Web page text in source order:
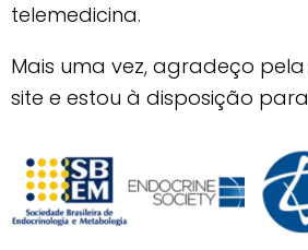
telemedicina.
Mais uma vez, agradeço
site e estou à disposição